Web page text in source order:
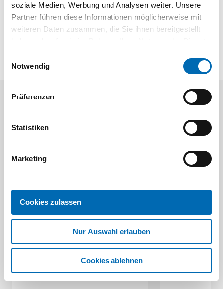
soziale Medien, Werbung und Analysen weiter. Unsere
Partner führen diese Informationen möglicherweise mit
weiteren Daten zusammen, die Sie ihnen bereitgestellt
haben oder die sie im Rahmen Ihrer Nutzung der Dienste
Notwendig
Präferenzen
Statistiken
Marketing
Cookies zulassen
Nur Auswahl erlauben
Cookies ablehnen
Ähnliche Produkte
BKS
Panikschloss Funktion B Modell
2320 1-flg.
Panikschloss